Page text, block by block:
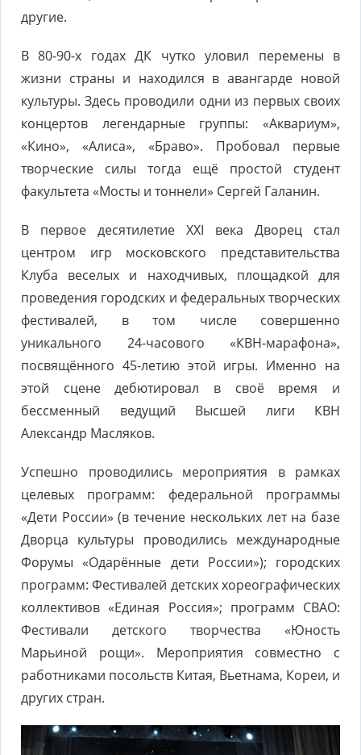
другие.
В 80-90-х годах ДК чутко уловил перемены в
жизни страны и находился в авангарде новой
культуры. Здесь проводили одни из первых своих
концертов легендарные группы: «Аквариум»,
«Кино», «Алиса», «Браво». Пробовал первые
творческие силы тогда ещё простой студент
факультета «Мосты и тоннели» Сергей Галанин.
В первое десятилетие XXI века Дворец стал
центром игр московского представительства
Клуба веселых и находчивых, площадкой для
проведения городских и федеральных творческих
фестивалей, в том числе совершенно
уникального 24-часового «КВН-марафона»,
посвящённого 45-летию этой игры. Именно на
этой сцене дебютировал в своё время и
бессменный ведущий Высшей лиги КВН
Александр Масляков.
Успешно проводились мероприятия в рамках
целевых программ: федеральной программы
«Дети России» (в течение нескольких лет на базе
Дворца культуры проводились международные
Форумы «Одарённые дети России»); городских
программ: Фестивалей детских хореографических
коллективов «Единая Россия»; программ СВАО:
Фестивали детского творчества «Юность
Марьиной рощи». Мероприятия совместно с
работниками посольств Китая, Вьетнама, Кореи, и
других стран.